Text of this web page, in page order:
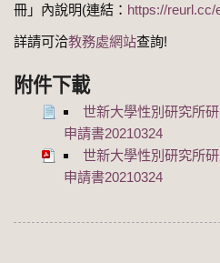
冊」內說明(連結： https://reurl.cc/
詳請可洽教務處網站查詢!
附件下載
世新大學性別研究所
申請書20210324
世新大學性別研究所
申請書20210324